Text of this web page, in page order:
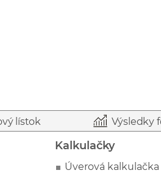
lístok Výsledky
Kalkulačky
Úverová kalkulačka